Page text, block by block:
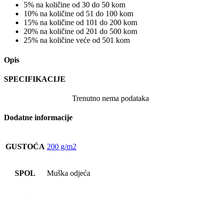
5% na količine od 30 do 50 kom
10% na količine od 51 do 100 kom
15% na količine od 101 do 200 kom
20% na količine od 201 do 500 kom
25% na količine veće od 501 kom
Opis
SPECIFIKACIJE
Trenutno nema podataka
Dodatne informacije
GUSTOĆA 200 g/m2
SPOL Muška odjeća